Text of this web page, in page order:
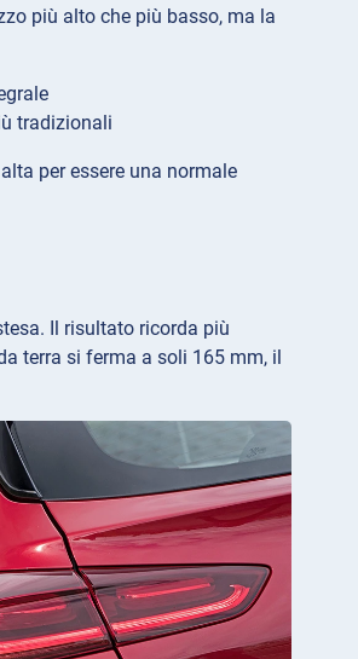
più alto che più basso, ma la
tradizionali
per essere una normale
Il risultato ricorda più
terra si ferma a soli 165 mm, il